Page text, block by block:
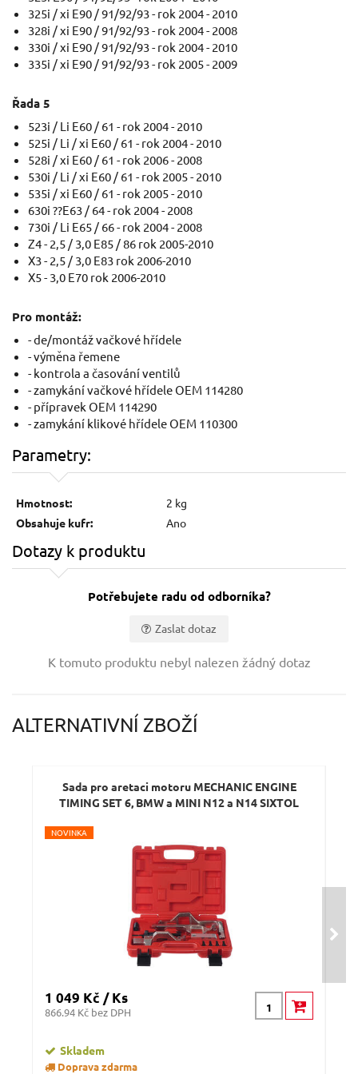
325i / xi E90 / 91/92/93 - rok 2004 - 2010
328i / xi E90 / 91/92/93 - rok 2004 - 2008
330i / xi E90 / 91/92/93 - rok 2004 - 2010
335i / xi E90 / 91/92/93 - rok 2005 - 2009
Řada 5
523i / Li E60 / 61 - rok 2004 - 2010
525i / Li / xi E60 / 61 - rok 2004 - 2010
528i / xi E60 / 61 - rok 2006 - 2008
530i / Li / xi E60 / 61 - rok 2005 - 2010
535i / xi E60 / 61 - rok 2005 - 2010
630i ??E63 / 64 - rok 2004 - 2008
730i / Li E65 / 66 - rok 2004 - 2008
Z4 - 2,5 / 3,0 E85 / 86 rok 2005-2010
X3 - 2,5 / 3,0 E83 rok 2006-2010
X5 - 3,0 E70 rok 2006-2010
Pro montáž:
- de/montáž vačkové hřídele
- výměna řemene
- kontrola a časování ventilů
- zamykání vačkové hřídele OEM 114280
- přípravek OEM 114290
- zamykání klikové hřídele OEM 110300
Parametry:
Hmotnost:
2 kg
Obsahuje kufr:
Ano
Dotazy k produktu
Potřebujete radu od odborníka?
Zaslat dotaz
K tomuto produktu nebyl nalezen žádný dotaz
ALTERNATIVNÍ ZBOŽÍ
Sada pro aretaci motoru MECHANIC ENGINE
TIMING SET 6, BMW a MINI N12 a N14 SIXTOL
NOVINKA
1 049 Kč / Ks
866.94 Kč bez DPH
Skladem
Doprava zdarma